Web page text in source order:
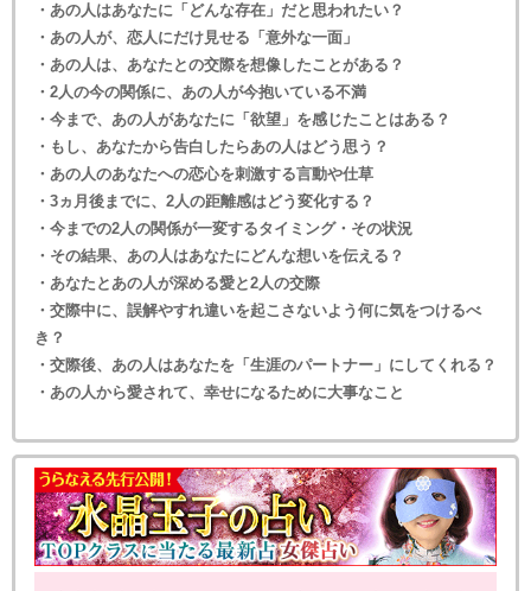
・あの人はあなたに「どんな存在」だと思われたい？
・あの人が、恋人にだけ見せる「意外な一面」
・あの人は、あなたとの交際を想像したことがある？
・2人の今の関係に、あの人が今抱いている不満
・今まで、あの人があなたに「欲望」を感じたことはある？
・もし、あなたから告白したらあの人はどう思う？
・あの人のあなたへの恋心を刺激する言動や仕草
・3ヵ月後までに、2人の距離感はどう変化する？
・今までの2人の関係が一変するタイミング・その状況
・その結果、あの人はあなたにどんな想いを伝える？
・あなたとあの人が深める愛と2人の交際
・交際中に、誤解やすれ違いを起こさないよう何に気をつけるべ
き？
・交際後、あの人はあなたを「生涯のパートナー」にしてくれる？
・あの人から愛されて、幸せになるために大事なこと